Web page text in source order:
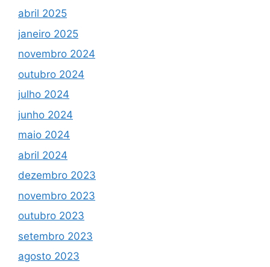
abril 2025
janeiro 2025
novembro 2024
outubro 2024
julho 2024
junho 2024
maio 2024
abril 2024
dezembro 2023
novembro 2023
outubro 2023
setembro 2023
agosto 2023